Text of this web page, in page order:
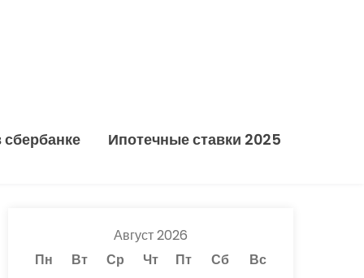
сбербанке Ипотечные ставки 2025
Август 2026
Пн
Вт Ср Чт Пт Сб
Вс